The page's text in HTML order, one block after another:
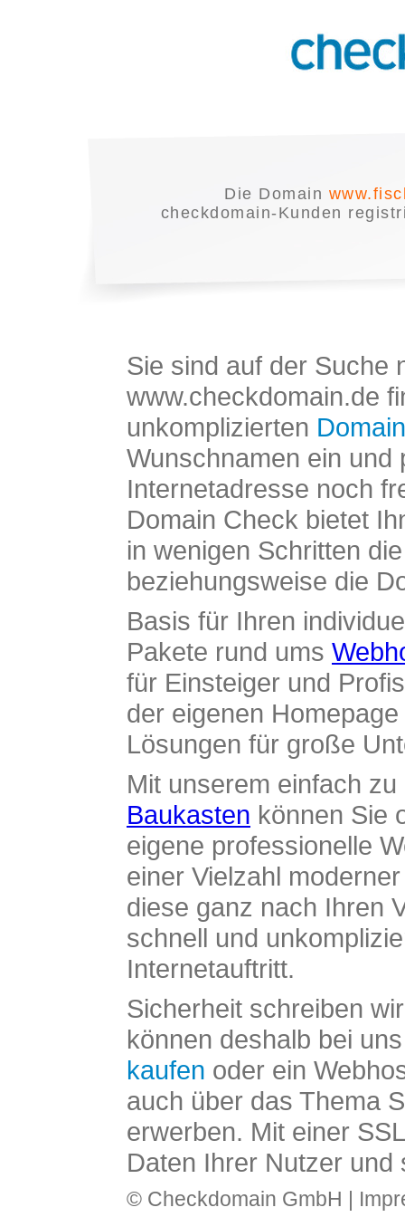
Die Domain
checkdomain-Kunden
Sie sind auf der Suche
www.checkdomain.de
unkomplizierten
Wunschnamen ein und
Internetadresse noch
Domain Check bietet
in wenigen Schritten
beziehungsweise die
Basis für Ihren
Pakete rund ums
für Einsteiger und
der eigenen
Lösungen für große
Mit unserem einfach
Baukasten können Sie
eigene professionelle
einer Vielzahl
diese ganz nach Ihren
schnell und
Internetauftritt.
Sicherheit schreiben
können deshalb bei
kaufen oder ein
auch über das Thema
erwerben. Mit einer
Daten Ihrer Nutzer und
© Checkdomain GmbH |